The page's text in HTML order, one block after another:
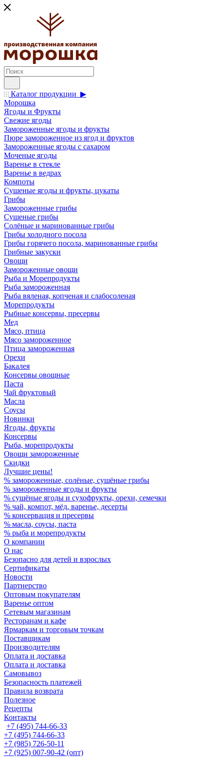
Каталог продукции ▶
Морошка
Ягоды и Фрукты
Свежие ягоды
Замороженные ягоды и фрукты
Пюре замороженное из ягод и фруктов
Замороженные ягоды с сахаром
Моченые ягоды
Варенье в стекле
Варенье в ведрах
Компоты
Сушеные ягоды и фрукты, цукаты
Грибы
Замороженные грибы
Сушеные грибы
Солёные и маринованные грибы
Грибы холодного посола
Грибы горячего посола, маринованные грибы
Грибные закуски
Овощи
Замороженные овощи
Рыба и Морепродукты
Рыба замороженная
Рыба вяленая, копченая и слабосоленая
Морепродукты
Рыбные консервы, пресервы
Мед
Мясо, птица
Мясо замороженное
Птица замороженная
Орехи
Бакалея
Консервы овощные
Паста
Чай фруктовый
Масла
Соусы
Новинки
Ягоды, фрукты
Консервы
Рыба, морепродукты
Овощи замороженные
Скидки
Лучшие цены!
% замороженные, солёные, сушёные грибы
% замороженные ягоды и фрукты
% сушёные ягоды и сухофрукты, орехи, семечки
% чай, компот, мёд, варенье, десерты
% консервация и пресервы
% масла, соусы, паста
% рыба и морепродукты
О компании
О нас
Безопасно для детей и взрослых
Сертификаты
Новости
Партнерство
Оптовым покупателям
Варенье оптом
Сетевым магазинам
Ресторанам и кафе
Ярмаркам и торговым точкам
Поставщикам
Производителям
Оплата и доставка
Оплата и доставка
Самовывоз
Безопасность платежей
Правила возврата
Полезное
Рецепты
Контакты
+7 (495) 744-66-33
+7 (495) 744-66-33
+7 (985) 726-50-11
+7 (925) 007-90-42 (опт)